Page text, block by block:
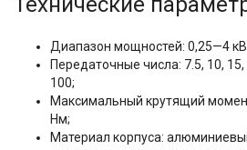
Диапазон мощностей: 0,25—4
Передаточные числа: 7.5, 10, 15,
100;
Максимальный крутящий
Нм;
Материал корпуса: